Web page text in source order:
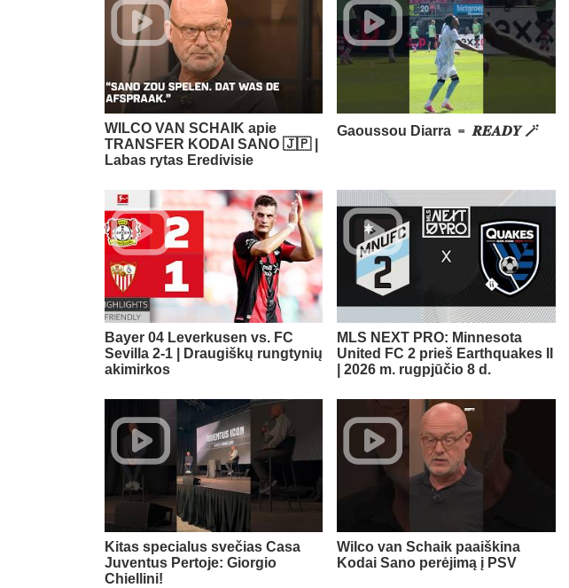
WILCO VAN SCHAIK apie
TRANSFER KODAI SANO 🇯🇵 |
Labas rytas Eredivisie
Gaoussou Diarra ﹦ 𝑹𝑬𝑨𝑫𝒀 🪄
Bayer 04 Leverkusen vs. FC
Sevilla 2-1 | Draugiškų rungtynių
akimirkos
MLS NEXT PRO: Minnesota
United FC 2 prieš Earthquakes II
| 2026 m. rugpjūčio 8 d.
Kitas specialus svečias Casa
Juventus Pertoje: Giorgio
Chiellini!
Wilco van Schaik paaiškina
Kodai Sano perėjimą į PSV